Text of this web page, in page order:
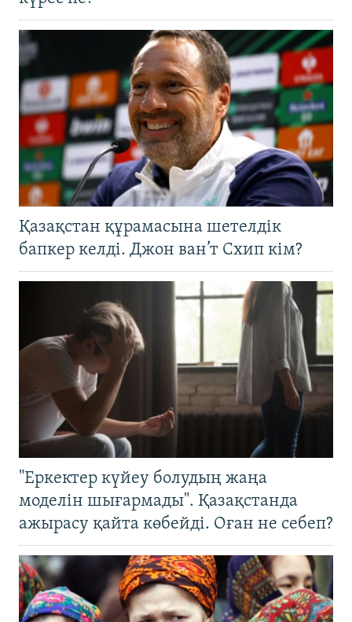
Қазақстан құрамасына шетелдік
бапкер келді. Джон ван’т Схип кім?
"Еркектер күйеу болудың жаңа
моделін шығармады". Қазақстанда
ажырасу қайта көбейді. Оған не себеп?